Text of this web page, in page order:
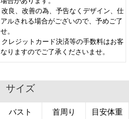
良、改善の為、予告なくデザイン、仕
ルされる場合がございので、予めご了
。
レジットカード決済等の手数料はお客
りますのでご了承くださいませ。
サイズ
バスト 首周り 目安体重